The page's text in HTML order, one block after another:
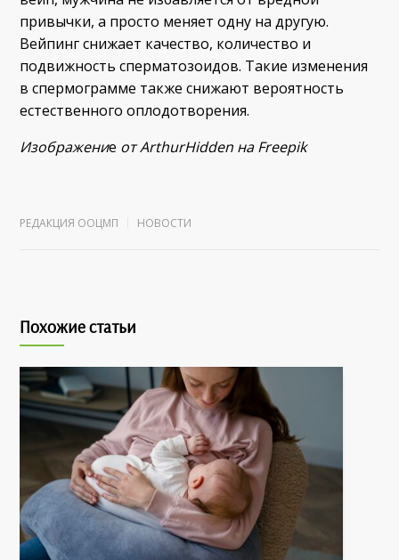
привычки, а просто меняет одну на другую.
Вейпинг снижает качество, количество и
подвижность сперматозоидов. Такие изменения
в спермограмме также снижают вероятность
естественного оплодотворения.
Изображение от ArthurHidden на Freepik
РЕДАКЦИЯ ООЦМП НОВОСТИ
Похожие статьи